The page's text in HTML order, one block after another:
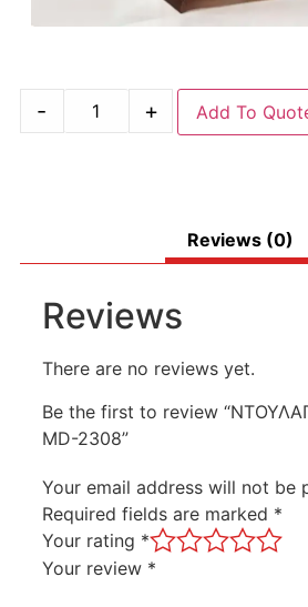
- + Add To
Reviews (0)
Reviews
There are no reviews yet.
Be the first to review
MD-2308”
Your email address will not be
Required fields are marked *
Your rating *
Your review *